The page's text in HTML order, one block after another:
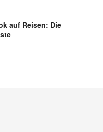
auf Reisen: Die